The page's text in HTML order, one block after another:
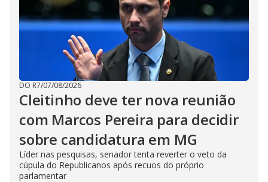
DO R7/07/08/2026
Cleitinho deve ter nova reunião
com Marcos Pereira para decidir
sobre candidatura em MG
Líder nas pesquisas, senador tenta reverter o veto da
cúpula do Republicanos após recuos do próprio
parlamentar